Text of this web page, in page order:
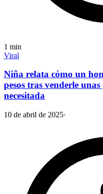
1 min
Viral
Niña relata cómo un
pesos tras venderle
necesitada
10 de abril de 2025·